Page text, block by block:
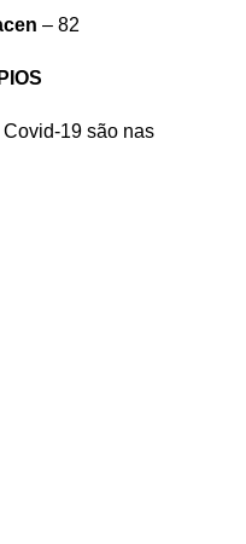
– 82
19 são nas